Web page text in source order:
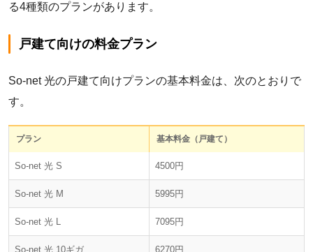
る4種類のプランがあります。
戸建て向けの料金プラン
So-net 光の戸建て向けプランの基本料金は、次のとおりで
す。
プラン 基本料金（戸建て）
So-net 光 S 4500円
So-net 光 M 5995円
So-net 光 L 7095円
So-net 光 10ギガ 6270円